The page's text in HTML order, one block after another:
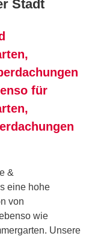
Stadt
für
&
eine hohe
von
wie
Unsere